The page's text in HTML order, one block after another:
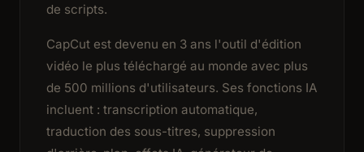
de scripts.
CapCut est devenu en 3 ans l'outil d'édition
vidéo le plus téléchargé au monde avec plus
de 500 millions d'utilisateurs. Ses fonctions IA
incluent : transcription automatique,
traduction des sous-titres, suppression